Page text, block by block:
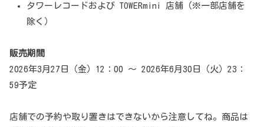
タワーレコードおよび TOWERmini 店舗（※一部店舗を
除く）
販売期間
2026年3月27日（金）12：00 ～ 2026年6月30日（火）23：
59予定
店舗での予約や取り置きはできないから注意してね。商品は